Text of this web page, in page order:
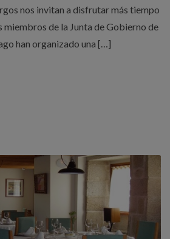
nos invitan a disfrutar más tiempo
miembros de la Junta de Gobierno de
han organizado una […]